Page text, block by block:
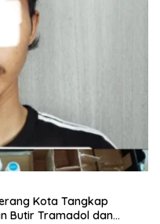
Kota Tangkap
Butir Tramadol dan